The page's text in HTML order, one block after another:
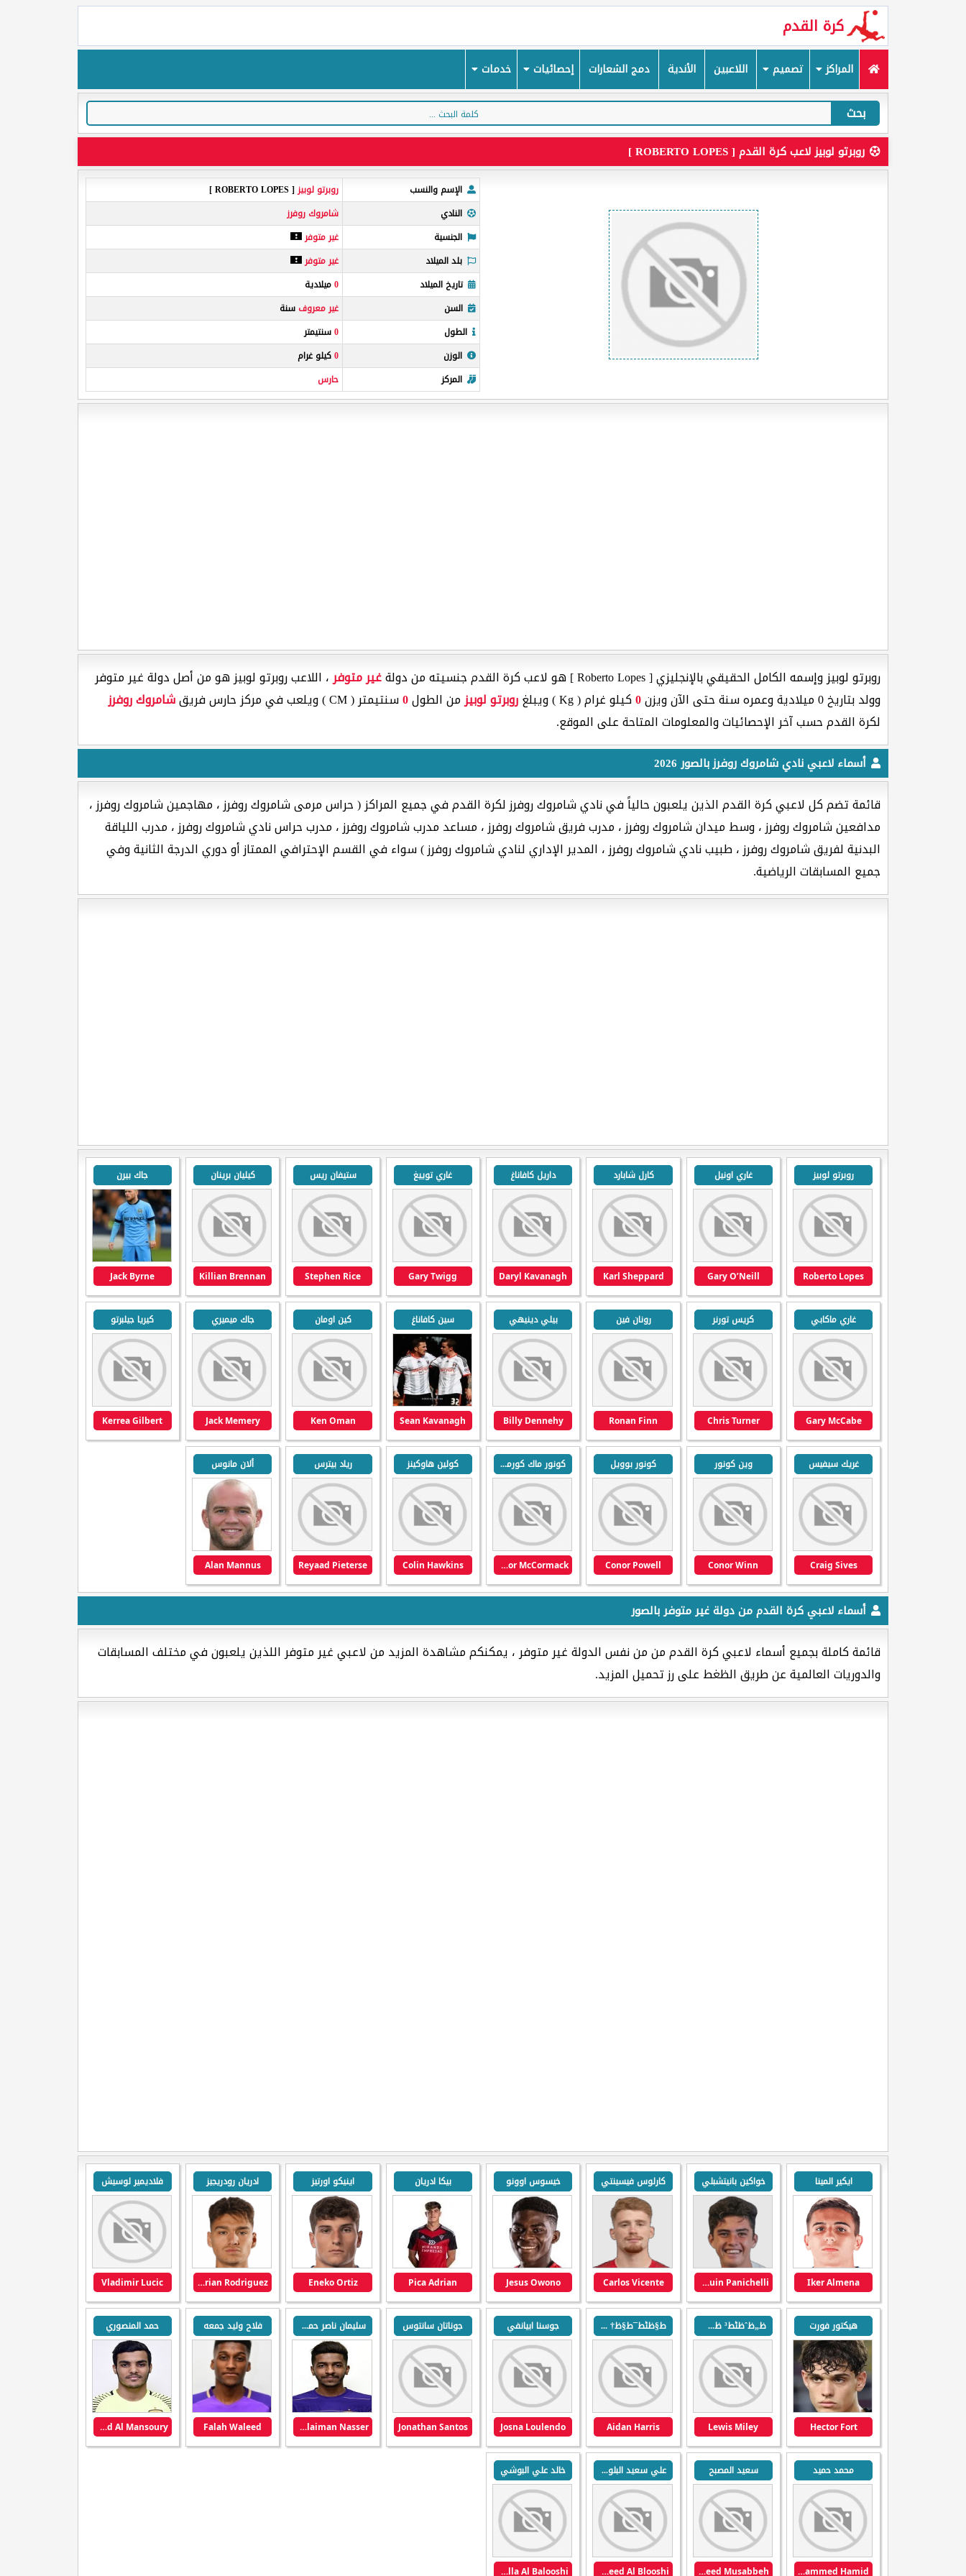
كرة القدم
المراكز تصميم اللاعبين الأندية دمج الشعارات إحصائيات خدمات
بحث
روبرتو لوبيز لاعب كرة القدم [ ROBERTO LOPES ]
الإسم والنسب روبرتو لوبيز[ ROBERTO LOPES ]
النادي
شامروك روفرز
الجنسية
غير متوفر
بلد الميلاد
غير متوفر
تاريخ الميلاد
0ميلادية
السن
غير معروف سنة
الطول
0سنتيمتر
الوزن
0كيلو غرام
المركز
حارس
روبرتو لوبيز وإسمه الكامل الحقيقي بالإنجليزي [ Roberto Lopes ] هو لاعب كرة القدم جنسيته من دولة غير متوفر، اللاعب روبرتو لوبيز هو من أصل دولة غير متوفر
وولد بتاريخ 0 ميلادية وعمره
سنة حتى الآن ويزن0كيلو غرام ( Kg ) ويبلغ روبرتو لوبيزمن الطول0سنتيمتر ( CM ) ويلعب في مركز حارس فريق
شامروك روفرز
لكرة القدم حسب آخر الإحصائيات والمعلومات المتاحة على الموقع.
أسماء لاعبي نادي شامروك روفرز بالصور 2026
قائمة تضم كل لاعبي كرة القدم الذين يلعبون حالياً في نادي شامروك روفرز لكرة القدم في جميع المراكز ( حراس مرمى شامروك روفرز ، مهاجمين شامروك روفرز ،
مدافعين شامروك روفرز ، وسط ميدان شامروك روفرز ، مدرب فريق شامروك روفرز ، مساعد مدرب شامروك روفرز ، مدرب حراس نادي شامروك روفرز ، مدرب اللياقة
البدنية لفريق شامروك روفرز ، طبيب نادي شامروك روفرز ، المدير الإداري لنادي شامروك روفرز ) سواء في القسم الإحترافي الممتاز أو دوري الدرجة الثانية وفي
جميع المسابقات الرياضية.
روبرتو لوبيز
Roberto Lopes
غاري اونيل
Gary O’Neill
كارل شابارد
Karl Sheppard
داريل كافاناغ
Daryl Kavanagh
غاري توييغ
Gary Twigg
ستيفان ريس
Stephen Rice
كيليان برينان
Killian Brennan
جاك بيرن
Jack Byrne
غاري ماكابي
Gary McCabe
كريس تورنر
Chris Turner
رونان فين
Ronan Finn
بيلي دينيهي
Billy Dennehy
سين كافاناغ
Sean Kavanagh
كين اومان
Ken Oman
جاك ميميري
Jack Memery
كيريا جيلبرتو
Kerrea Gilbert
غريك سيفيس
Craig Sives
وين كونور
Conor Winn
كونور بوويل
Conor Powell
كونور ماك كورماك
Conor McCormack
كولين هاوكينز
Colin Hawkins
رياد بيترس
Reyaad Pieterse
ألان مانوس
Alan Mannus
أسماء لاعبي كرة القدم من دولة غير متوفر بالصور
قائمة كاملة بجميع أسماء لاعبي كرة القدم من من نفس الدولة غير متوفر ، يمكنكم مشاهدة المزيد من لاعبي غير متوفر اللذين يلعبون في مختلف المسابقات
والدوريات العالمية عن طريق الظغط على رز تحميل المزيد.
ايكير المينا
Iker Almena
خواكين بانيتشبلي
Joaquin Panichelli
كارلوس فيسينتي
Carlos Vicente
خيسوس اوونو
Jesus Owono
بيكا ادريان
Pica Adrian
اينيكو اورتيز
Eneko Ortiz
ادريان رودريجيز
Adrian Rodriguez
فلاديمير لوسيش
Vladimir Lucic
هيكتور فورت
Hector Fort
ظ„ظˆظٹط³ ظ…ط§ظٹظ„ظٹ
Lewis Miley
ط§ظٹط¯ط§ظ† ظ‡ط§ط±ظٹط³
Aidan Harris
جوسنا ابيانفي
Josna Loulendo
جوناتان سانتوس
Jonathan Santos
سليمان ناصر حمد حمود العامري
Sulaiman Nasser
فلاح وليد جمعه
Falah Waleed
حمد المنصوري
Hamad Al Mansoury
محمد حميد
Mohammed Hamid
سعيد المصبح
Saeed Musabbeh
علي سعيد البلوشي
Ali Saeed Al Blooshi
خالد علي البوشي
Khaled Ali Ahmed Abdulla Al Balooshi